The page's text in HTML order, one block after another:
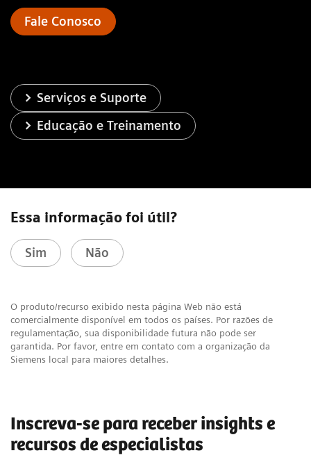
Fale Conosco
Serviços e Suporte
Educação e Treinamento
Essa informação foi útil?
Sim Não
O produto/recurso exibido nesta página Web não está
comercialmente disponível em todos os países. Por razões de
regulamentação, sua disponibilidade futura não pode ser
garantida. Por favor, entre em contato com a organização da
Siemens local para maiores detalhes.
Inscreva-se para receber insights e
recursos de especialistas